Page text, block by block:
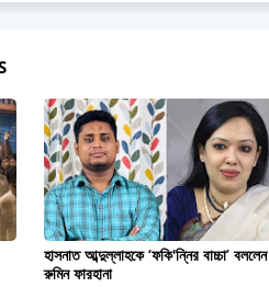
হাসনাত আব্দুল্লাহকে ‘ফকি'ন্নির বাচ্চা’ বললেন
রুমিন ফারহানা